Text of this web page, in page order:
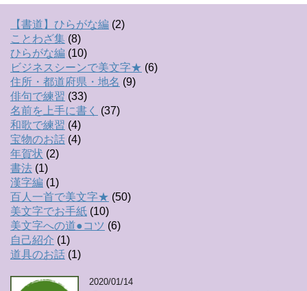
【書道】ひらがな編 (2)
ことわざ集 (8)
ひらがな編 (10)
ビジネスシーンで美文字★ (6)
住所・都道府県・地名 (9)
俳句で練習 (33)
名前を上手に書く
(37)
和歌で練習 (4)
宝物のお話 (4)
年賀状 (2)
書法 (1)
漢字編 (1)
百人一首で美文字★ (50)
美文字でお手紙 (10)
美文字への道●コツ (6)
自己紹介 (1)
道具のお話 (1)
2020/01/14